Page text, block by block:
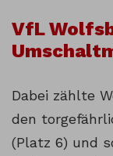
VfL
Dabei zählte
den
(Platz 6) und